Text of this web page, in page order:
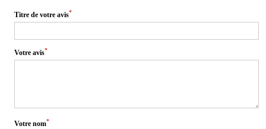
Titre de votre avis*
Votre avis*
Votre nom*